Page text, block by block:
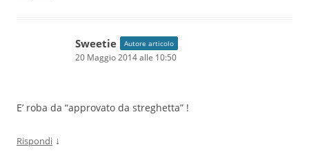
Sweetie Autore articolo
20 Maggio 2014 alle 10:50
E’ roba da “approvato da streghetta” !
Rispondi ↓